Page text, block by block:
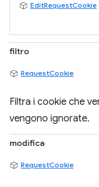
EditRequestCookie
filtro
RequestCookie
Filtra i cookie che
vengono ignorate.
modifica
RequestCookie